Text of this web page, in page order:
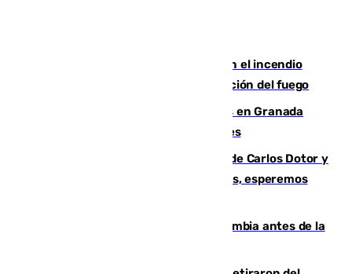
Activado el nivel 2 de emergencia en el incendio
forestal de Niebla por la compleja evolución del fuego
Controlado un incendio de rastrojos en Granada
junto a la autovía y al Callejón de Nogales
Juanfran Funes, sobre las lesiones de Carlos Dotor y
Fernando Calero: “Estamos preocupados, esperemos
Felipe VI refuerza los lazos con Colombia antes de la